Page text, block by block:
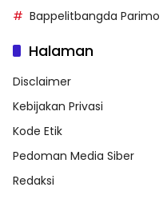
Bappelitbangda Parimo
Halaman
Disclaimer
Kebijakan Privasi
Kode Etik
Pedoman Media Siber
Redaksi